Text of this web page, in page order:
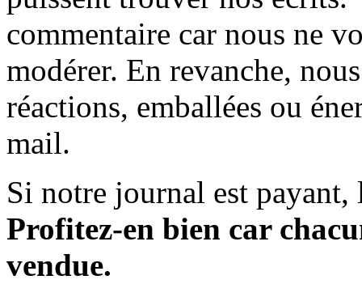
commentaire car nous ne
modérer. En revanche,
réactions, emballées ou
mail.
Si notre journal est payant,
Profitez-en bien car
vendue.